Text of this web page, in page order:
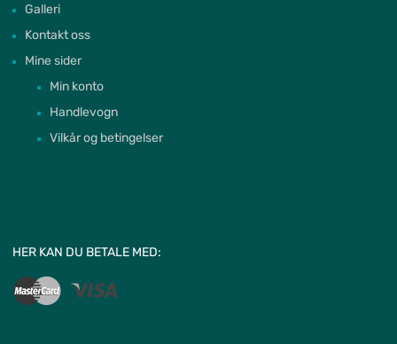
Galleri
Kontakt oss
Mine sider
Min konto
Handlevogn
Vilkår og betingelser
HER KAN DU BETALE MED: